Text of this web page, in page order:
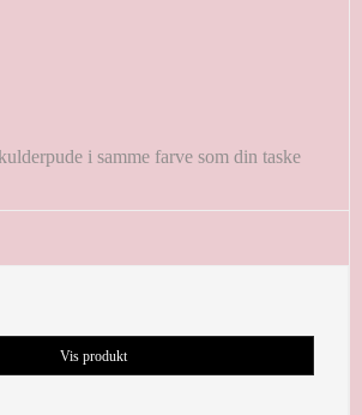
i samme farve som din taske
Vis produkt